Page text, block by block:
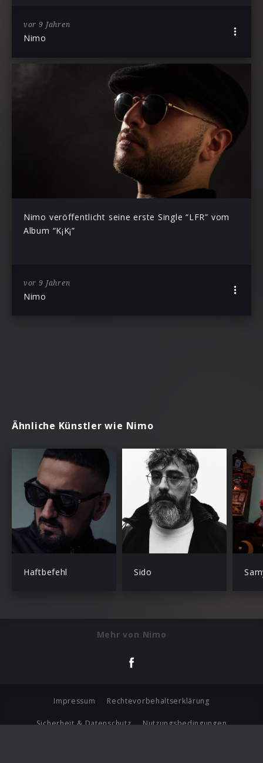
vor 9 Jahren
Nimo
Nimo veröffentlicht seine erste Single “LFR” vom
Album “K¡K¡”
vor 9 Jahren
Nimo
Ähnliche Künstler wie Nimo
Haftbefehl Sido
Mehr von Nimo
Impressum Rechtevorbehaltserklärung
Sicherheit & Datenschutz Nutzungsbedingungen